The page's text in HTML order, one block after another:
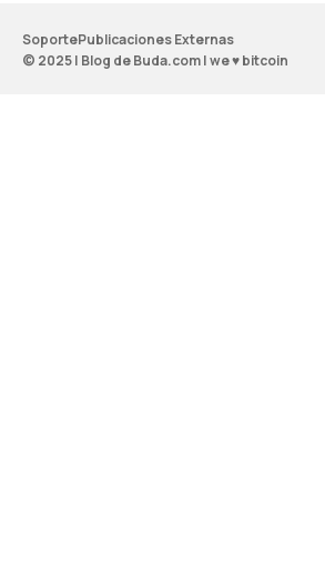
SoportePublicaciones Externas
© 2025 | Blog de Buda.com | we ♥ bitcoin